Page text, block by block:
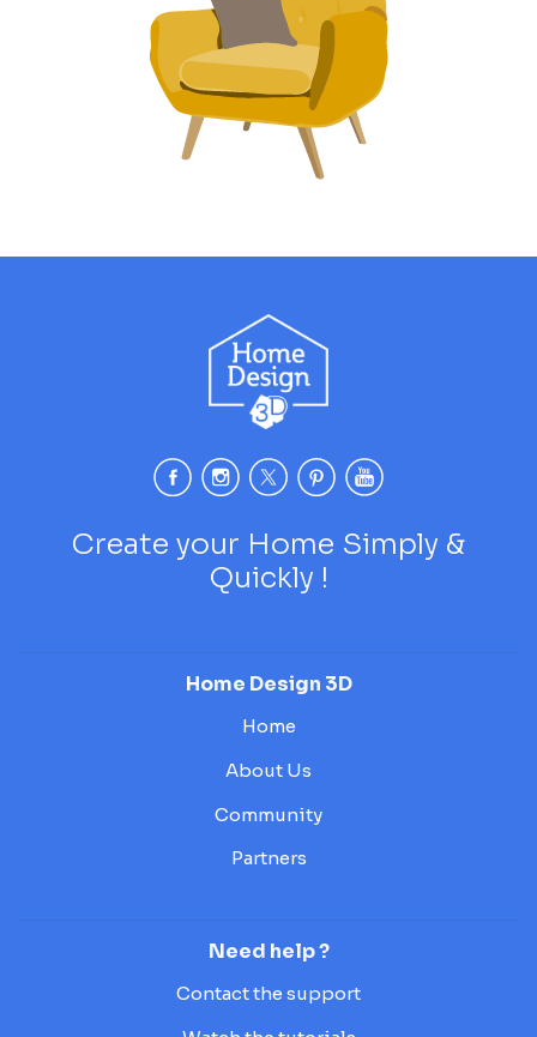
Create your Home Simply &
Quickly !
Home Design 3D
Home
About Us
Community
Partners
Need help ?
Contact the support